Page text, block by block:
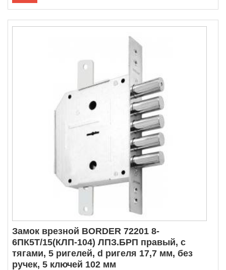
Замок врезной BORDER 72201 8-
6ПК5Т/15(КЛП-104) ЛПЗ.БРП правый, с
тягами, 5 ригелей, d ригеля 17,7 мм, без
ручек, 5 ключей 102 мм